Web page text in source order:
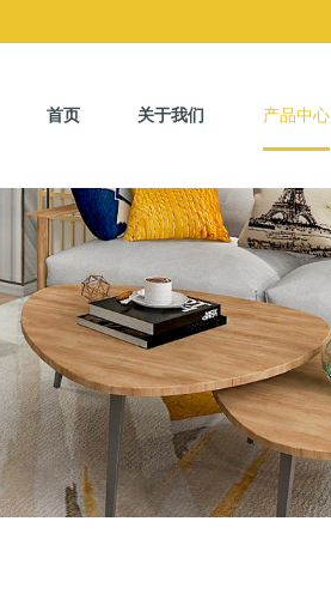
首页 关于我们 产品中心